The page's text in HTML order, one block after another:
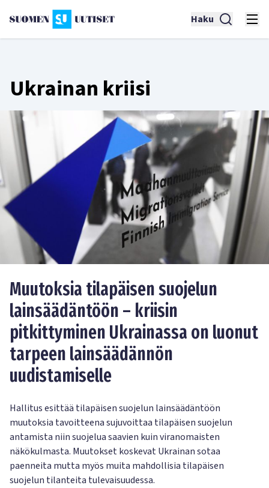
Haku
Ukrainan kriisi
Muutoksia tilapäisen suojelun
lainsäädäntöön – kriisin
pitkittyminen Ukrainassa on luonut
tarpeen lainsäädännön
uudistamiselle
Hallitus esittää tilapäisen suojelun lainsäädäntöön
muutoksia tavoitteena sujuvoittaa tilapäisen suojelun
antamista niin suojelua saavien kuin viranomaisten
näkökulmasta. Muutokset koskevat Ukrainan sotaa
paenneita mutta myös muita mahdollisia tilapäisen
suojelun tilanteita tulevaisuudessa.